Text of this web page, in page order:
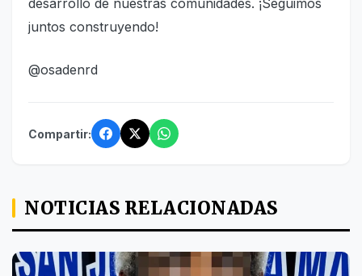
desarrollo de nuestras comunidades. ¡Seguimos
juntos construyendo!
@osadenrd
Compartir:
NOTICIAS RELACIONADAS